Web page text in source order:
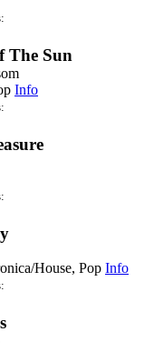
The Sun
Info
House, Pop Info